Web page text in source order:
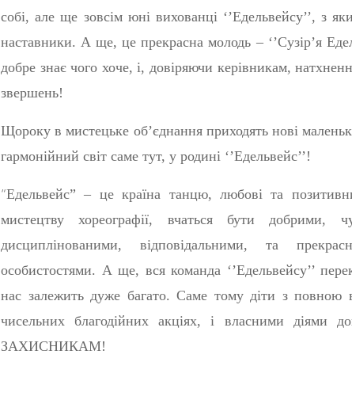
собі, але ще зовсім юні вихованці ‘’Едельвейсу’’, з
наставники. А ще, це прекрасна молодь – ‘’Сузір’я
добре знає чого хоче, і, довіряючи керівникам,
звершень!
Щороку в мистецьке об’єднання приходять нові
гармонійний світ саме тут, у родині ‘’Едельвейс’’!
“Едельвейс” – це країна танцю, любові та
мистецтву хореографії, вчаться бути добрими,
дисциплінованими, відповідальними, та
особистостями. А ще, вся команда ‘’Едельвейсу’’
нас залежить дуже багато. Саме тому діти з повною
чисельних благодійних акціях, і власними діями
ЗАХИСНИКАМ!